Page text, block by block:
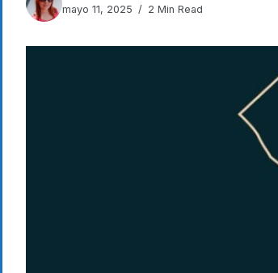
mayo 11, 2025
2 Min Read